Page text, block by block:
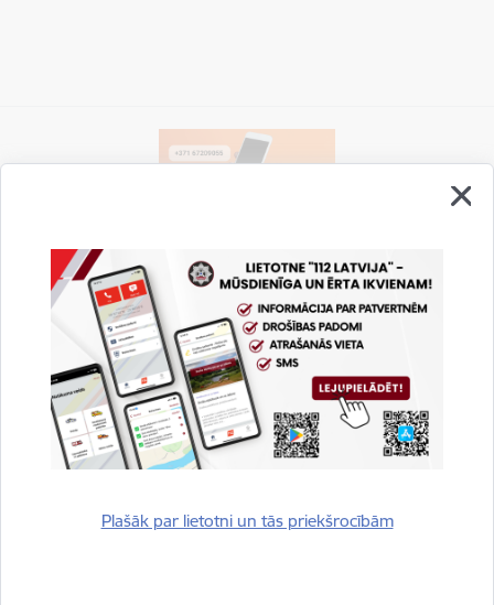
Plašāk par lietotni un tās priekšrocībām
Vai šī informācija bija noderīga?
Sniegt atsauksmi
Esi pirmais, kurš uzzina!